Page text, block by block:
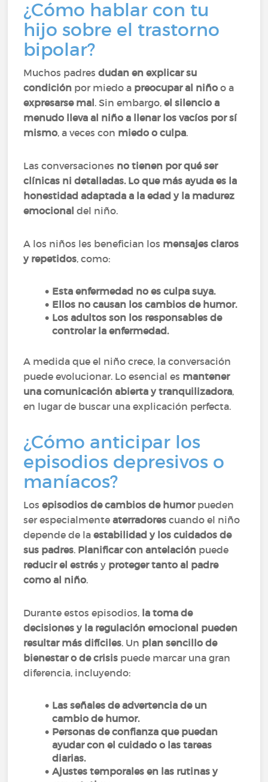
¿Cómo hablar con tu
hijo sobre el trastorno
bipolar?
Muchos padresdudan en explicar su
condición por miedo a preocupar al niño o a
expresarse mal. Sin embargo,el silencio a
menudo lleva al niño a llenar los vacíos por sí
mismo, a veces con miedo o culpa.
Las conversaciones no tienen por qué ser
clínicas ni detalladas. Lo que más ayuda es la
honestidad adaptada a la edad y la madurez
emocional del niño.
A los niños les benefician los mensajes claros
y repetidos, como:
Esta enfermedad no es culpa suya.
Ellos no causan los cambios de humor.
Los adultos son los responsables de
controlar la enfermedad.
A medida que el niño crece, la conversación
puede evolucionar. Lo esencial es mantener
una comunicación abierta y tranquilizadora,
en lugar de buscar una explicación perfecta.
¿Cómo anticipar los
episodios depresivos o
maníacos?
Losepisodios de cambios de humorpueden
ser especialmenteaterradores cuando el niño
depende de laestabilidad y los cuidados de
sus padres. Planificar con antelación puede
reducir el estrés y proteger tanto al padre
como al niño.
Durante estos episodios, la toma de
decisiones y la regulación emocional pueden
resultar más difíciles. Un plan sencillo de
bienestar o de crisis puede marcar una gran
diferencia, incluyendo:
Las señales de advertencia de un
cambio de humor.
Personas de confianza que puedan
ayudar con el cuidado o las tareas
diarias.
Ajustes temporales en las rutinas y